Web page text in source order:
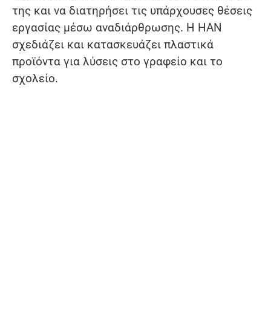
της και να διατηρήσει τις υπάρχουσες θέσεις
εργασίας μέσω αναδιάρθρωσης. Η HAN
σχεδιάζει και κατασκευάζει πλαστικά
προϊόντα για λύσεις στο γραφείο και το
σχολείο.